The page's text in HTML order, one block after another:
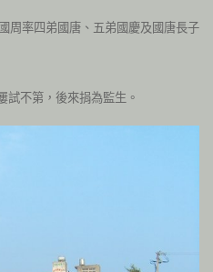
周率四弟國唐、五弟國慶及國唐長子
試不第，後來捐為監生。